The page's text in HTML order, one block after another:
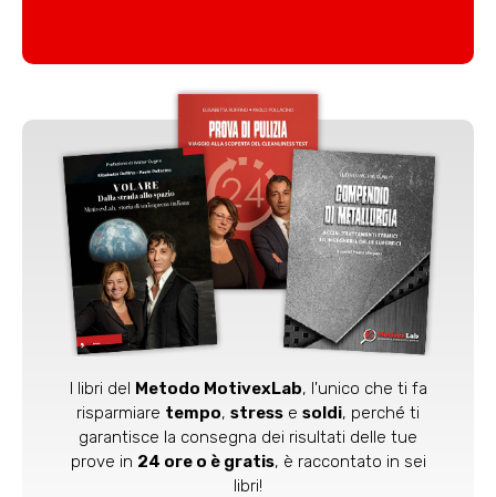
I libri del Metodo MotivexLab, l'unico che ti fa
risparmiare tempo, stress e soldi, perché ti
garantisce la consegna dei risultati delle tue
prove in 24 ore o è gratis, è raccontato in sei
libri!